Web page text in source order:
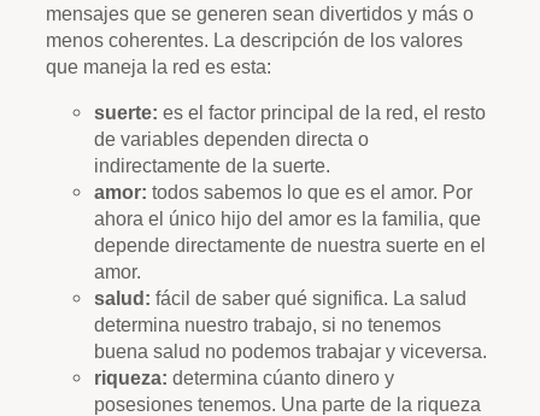
mensajes que se generen sean divertidos y más o
menos coherentes. La descripción de los valores
que maneja la red es esta:
suerte: es el factor principal de la red, el resto
de variables dependen directa o
indirectamente de la suerte.
amor: todos sabemos lo que es el amor. Por
ahora el único hijo del amor es la familia, que
depende directamente de nuestra suerte en el
amor.
salud: fácil de saber qué significa. La salud
determina nuestro trabajo, si no tenemos
buena salud no podemos trabajar y viceversa.
riqueza: determina cúanto dinero y
posesiones tenemos. Una parte de la riqueza